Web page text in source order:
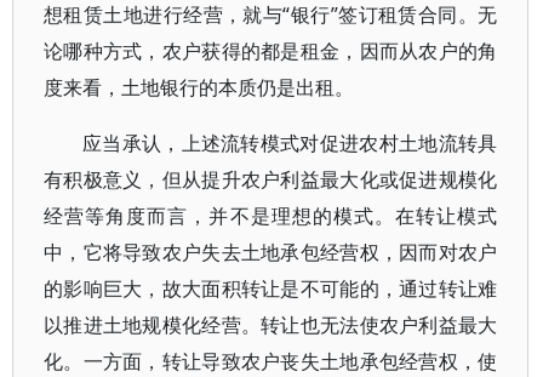
想租赁土地进行经营，就与“银行”签订租赁合同。无
论哪种方式，农户获得的都是租金，因而从农户的角
度来看，土地银行的本质仍是出租。
应当承认，上述流转模式对促进农村土地流转具
有积极意义，但从提升农户利益最大化或促进规模化
经营等角度而言，并不是理想的模式。在转让模式
中，它将导致农户失去土地承包经营权，因而对农户
的影响巨大，故大面积转让是不可能的，通过转让难
以推进土地规模化经营。转让也无法使农户利益最大
化。一方面，转让导致农户丧失土地承包经营权，使